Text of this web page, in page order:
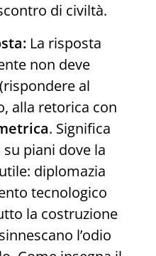
di civiltà.
La risposta
non deve
al
alla retorica con
. Significa
piani dove la
diplomazia
tecnologico
la costruzione
l’odio